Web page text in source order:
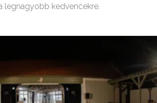
legnagyobb kedvencekre.